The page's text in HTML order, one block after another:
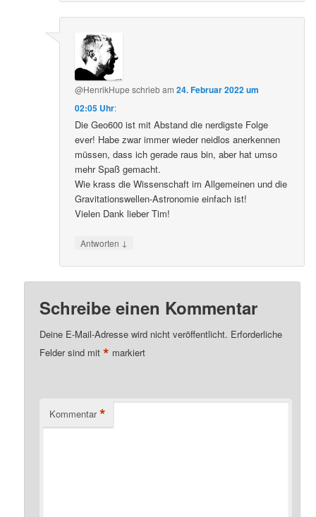
@HenrikHupe schriebam24. Februar 2022 um
02:05 Uhr:
Die Geo600 ist mit Abstand die nerdigste Folge
ever! Habe zwar immer wieder neidlos anerkennen
müssen, dass ich gerade raus bin, aber hat umso
mehr Spaß gemacht.
Wie krass die Wissenschaft im Allgemeinen und die
Gravitationswellen-Astronomie einfach ist!
Vielen Dank lieber Tim!
Antworten ↓
Schreibe einen Kommentar
Deine E-Mail-Adresse wird nicht veröffentlicht. Erforderliche
Felder sind mit* markiert
Kommentar *